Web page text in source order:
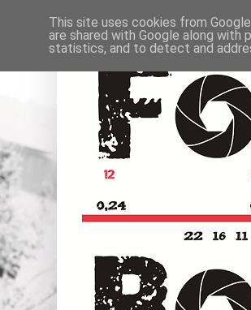
This site uses cookies from
are shared with Google along
statistics, and to detect and